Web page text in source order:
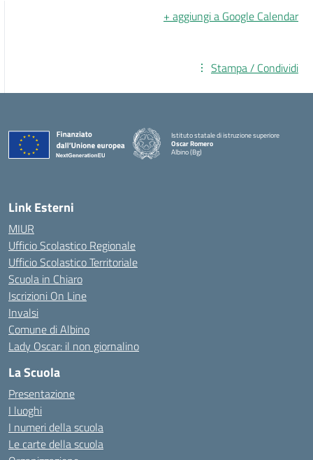
+ aggiungi a Google Calendar
Stampa / Condividi
Istituto statale di istruzione superiore
Oscar Romero
Albino (Bg)
Link Esterni
MIUR
Ufficio Scolastico Regionale
Ufficio Scolastico Territoriale
Scuola in Chiaro
Iscrizioni On Line
Invalsi
Comune di Albino
Lady Oscar: il non giornalino
La Scuola
Presentazione
I luoghi
I numeri della scuola
Le carte della scuola